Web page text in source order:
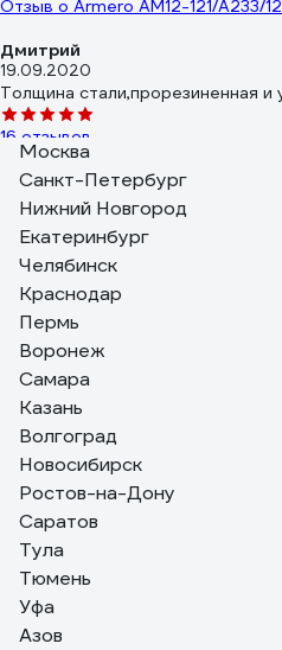
Отзыв о Armero AM12-121/A233/
Дмитрий
19.09.2020
Толщина стали,прорезиненная и
16 отзывов
Отзыв о Armero A231/421
Артем С.
Сталь, ручка, пятка стальная.
Москва
Санкт-Петербург
Нижний Новгород
Екатеринбург
Челябинск
Краснодар
Пермь
Воронеж
Самара
Казань
Волгоград
Новосибирск
Ростов-на-Дону
Саратов
Тула
Тюмень
Уфа
Азов